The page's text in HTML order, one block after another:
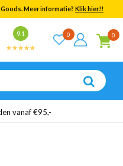
Meer informatie? Klik hier!!
9.1 0 0
vanaf €95,-